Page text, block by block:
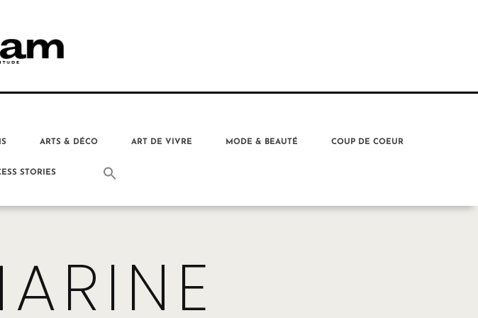
ARTS & DÉCO ART DE VIVRE MODE & BEAUTÉ COUP DE COEUR
STORIES